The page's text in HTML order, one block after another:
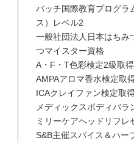
バッチ国際教育プログラ
ス）レベル2
一般社団法人日本はちみ
つマイスター資格
A・F・T色彩検定2級取得
AMPAアロマ香水検定取
ICAクレイファン検定取
メディックスボディバ
ミリーケアヘッドリフレ
S&B主催スパイス＆ハー